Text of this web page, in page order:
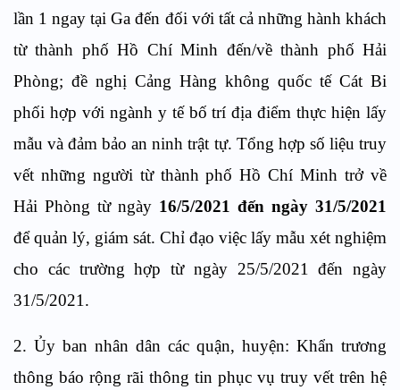
lần 1 ngay tại Ga đến đối với tất cả những hành khách
từ thành phố Hồ Chí Minh đến/về thành phố Hải
Phòng; đề nghị Cảng Hàng không quốc tế Cát Bi
phối hợp với ngành y tế bố trí địa điểm thực hiện lấy
mẫu và đảm bảo an ninh trật tự. Tổng hợp số liệu truy
vết những người từ thành phố Hồ Chí Minh trở về
Hải Phòng từ ngày 16/5/2021 đến ngày 31/5/2021
để quản lý, giám sát. Chỉ đạo việc lấy mẫu xét nghiệm
cho các trường hợp từ ngày 25/5/2021 đến ngày
31/5/2021.
2. Ủy ban nhân dân các quận, huyện: Khẩn trương
thông báo rộng rãi thông tin phục vụ truy vết trên hệ